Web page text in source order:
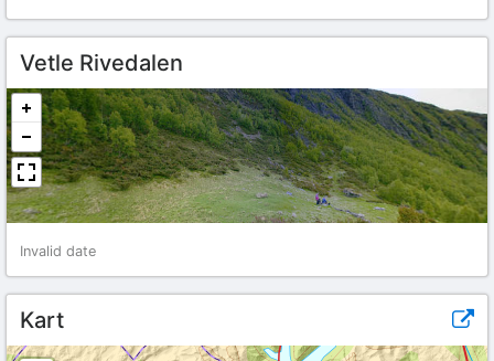
Vetle Rivedalen
Invalid date
Kart